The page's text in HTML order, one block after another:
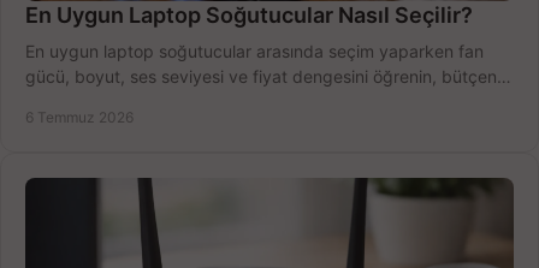
En Uygun Laptop Soğutucular Nasıl Seçilir?
En uygun laptop soğutucular arasında seçim yaparken fan
gücü, boyut, ses seviyesi ve fiyat dengesini öğrenin, bütçenizi
6 Temmuz 2026